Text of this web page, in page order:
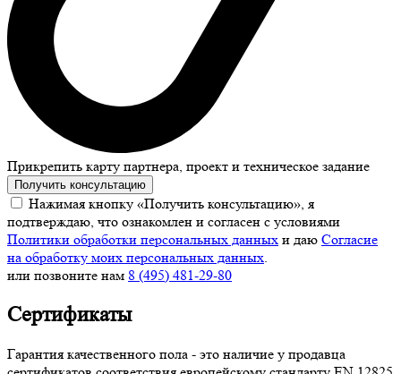
Прикрепить карту партнера, проект и техническое задание
Получить консультацию
Нажимая кнопку «Получить консультацию», я
подтверждаю, что ознакомлен и согласен с условиями
Политики обработки персональных данных и даю Согласие
на обработку моих персональных данных.
или позвоните нам 8 (495) 481-29-80
Сертификаты
Гарантия качественного пола - это наличие у продавца